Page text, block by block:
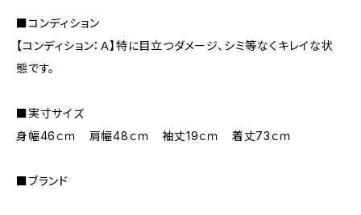
■コンディション
【コンディション：Ａ】特に目立つダメージ、シミ等なくキレイな状
態です。
■実寸サイズ
身幅46ｃｍ 肩幅48ｃｍ 袖丈19ｃｍ 着丈73ｃｍ
■ブランド